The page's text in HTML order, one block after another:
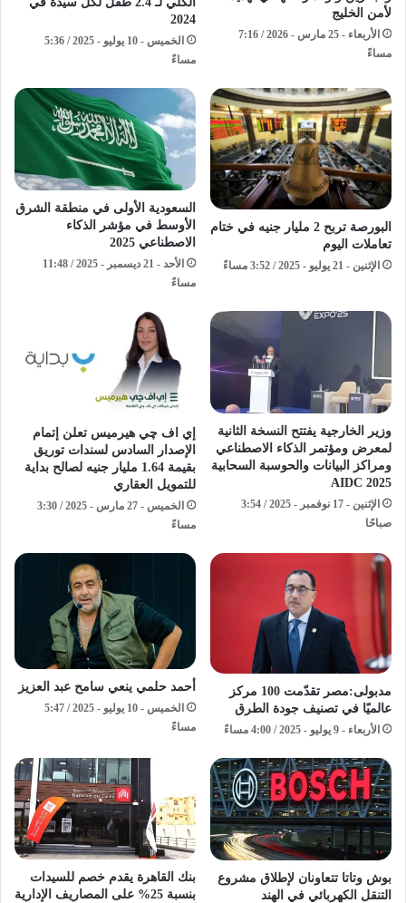
لأمن الخليج
الأربعاء - 25 مارس - 2026 / 7:16
مساءً
2024
الخميس - 10 يوليو - 2025 / 5:36
مساءً
البورصة تربح 2 مليار جنيه في ختام
تعاملات اليوم
الإثنين - 21 يوليو - 2025 / 3:52 مساءً
السعودية الأولى في منطقة الشرق
الأوسط في مؤشر الذكاء
الاصطناعي 2025
الأحد - 21 ديسمبر - 2025 / 11:48
مساءً
وزير الخارجية يفتتح النسخة الثانية
لمعرض ومؤتمر الذكاء الاصطناعي
ومراكز البيانات والحوسبة السحابية
AIDC 2025
الإثنين - 17 نوفمبر - 2025 / 3:54
صباحًا
إي اف چي هيرميس تعلن إتمام
الإصدار السادس لسندات توريق
بقيمة 1.64 مليار جنيه لصالح بداية
للتمويل العقاري
الخميس - 27 مارس - 2025 / 3:30
مساءً
مدبولى:مصر تقدّمت 100 مركز
عالميًا في تصنيف جودة الطرق
الأربعاء - 9 يوليو - 2025 / 4:00 مساءً
أحمد حلمي ينعي سامح عبد العزيز
الخميس - 10 يوليو - 2025 / 5:47
مساءً
بوش وتاتا تتعاونان لإطلاق مشروع
التنقل الكهربائي في الهند
بنك القاهرة يقدم خصم للسيدات
بنسبة 25% على المصاريف الإدارية